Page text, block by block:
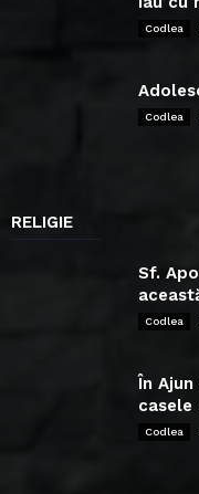
Codlea
Codlea
RELIGIE
Sf.
Codlea
În
casele
Codlea